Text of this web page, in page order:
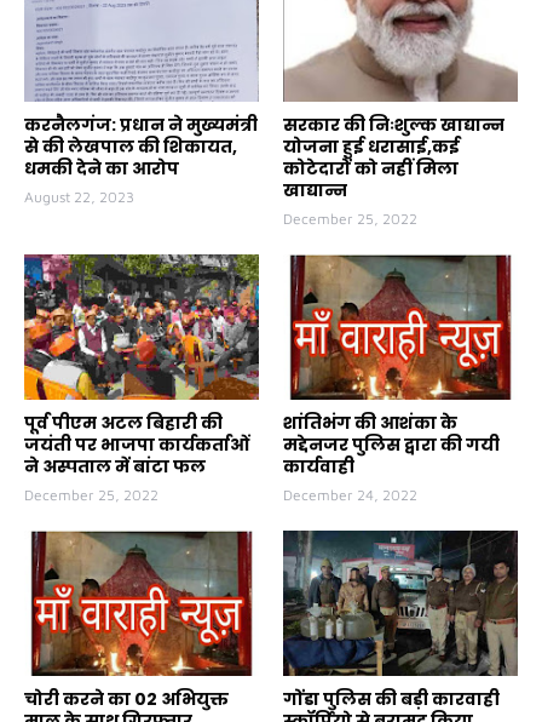
करनैलगंज: प्रधान ने मुख्यमंत्री
से की लेखपाल की शिकायत,
धमकी देने का आरोप
August 22, 2023
सरकार की निःशुल्क खाद्यान्न
योजना हुई धरासाई,कई
कोटेदारों को नहीं मिला
खाद्यान्न
December 25, 2022
पूर्व पीएम अटल बिहारी की
जयंती पर भाजपा कार्यकर्ताओं
ने अस्पताल में बांटा फल
December 25, 2022
शांतिभंग की आशंका के
मद्देनजर पुलिस द्वारा की गयी
कार्यवाही
December 24, 2022
चोरी करने का 02 अभियुक्त
गोंडा पुलिस की बड़ी कारवाही